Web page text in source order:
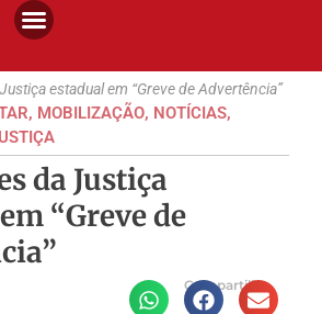
estadual em “Greve de Advertência”
, MOBILIZAÇÃO, NOTÍCIAS,
da Justiça
“Greve de
Compartilhe